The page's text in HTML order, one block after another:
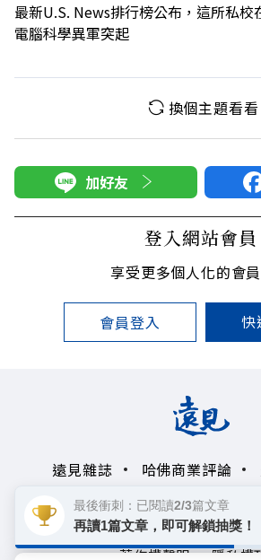
最新U.S. News排行榜公布，這所私校
電腦科學異軍突起
換個主題看看
加好友
登入網站會員
享受更多個人化的會
會員登入 快
遠見雜誌 哈佛商業評論
未來親子學習平台
著作權聲明 隱私權
最後衝刺：已閱讀2/3篇文章
再讀1篇文章，即可解鎖抽獎！